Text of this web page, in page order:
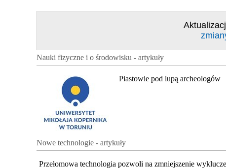
Nauki fizyczne i o środowisku - artykuły
Piastowie pod lupą archeologów
Nowe technologie - artykuły
Przełomowa technologia pozwoli na zmniejszenie